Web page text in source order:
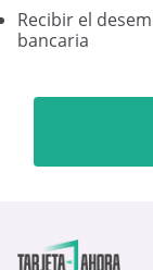
Recibir el
bancaria